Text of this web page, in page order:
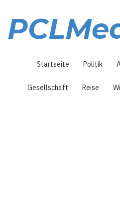
Inhalt
Startseite Politik
Gesellschaft Reise